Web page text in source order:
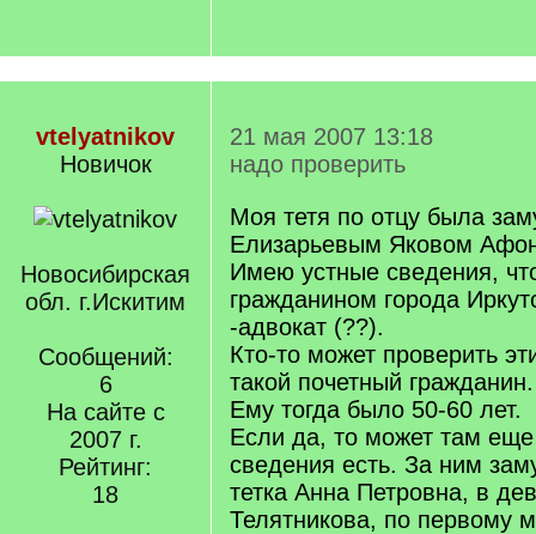
vtelyatnikov
Новичок
Новосибирская
обл. г.Искитим
Сообщений:
6
На сайте с
2007 г.
Рейтинг:
18
21 мая 2007 13:18
надо проверить
Моя тетя по отцу была
Елизарьевым Яковом
Имею устные сведения,
гражданином города
-адвокат (??).
Кто-то может проверить
такой почетный
Ему тогда было 50-60 лет.
Если да, то может там еще
сведения есть. За ним
тетка Анна Петровна, в
Телятникова, по первому